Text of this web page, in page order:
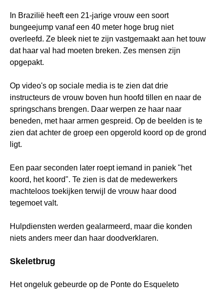
In Brazilië heeft een 21-jarige vrouw een soort
bungeejump vanaf een 40 meter hoge brug niet
overleefd. Ze bleek niet te zijn vastgemaakt aan het touw
dat haar val had moeten breken. Zes mensen zijn
opgepakt.
Op video's op sociale media is te zien dat drie
instructeurs de vrouw boven hun hoofd tillen en naar de
springschans brengen. Daar werpen ze haar naar
beneden, met haar armen gespreid. Op de beelden is te
zien dat achter de groep een opgerold koord op de grond
ligt.
Een paar seconden later roept iemand in paniek "het
koord, het koord". Te zien is dat de medewerkers
machteloos toekijken terwijl de vrouw haar dood
tegemoet valt.
Hulpdiensten werden gealarmeerd, maar die konden
niets anders meer dan haar doodverklaren.
Skeletbrug
Het ongeluk gebeurde op de Ponte do Esqueleto